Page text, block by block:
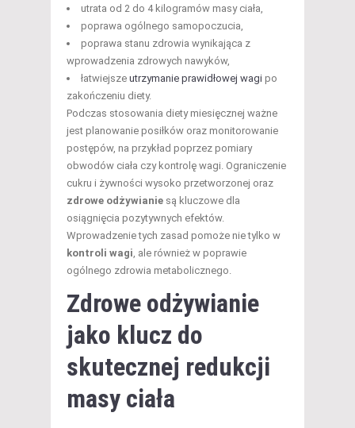
utrata od 2 do 4 kilogramów masy ciała,
poprawa ogólnego samopoczucia,
poprawa stanu zdrowia wynikająca z
wprowadzenia zdrowych nawyków,
łatwiejsze utrzymanie prawidłowej wagi po
zakończeniu diety.
Podczas stosowania diety miesięcznej ważne
jest planowanie posiłków oraz monitorowanie
postępów, na przykład poprzez pomiary
obwodów ciała czy kontrolę wagi. Ograniczenie
cukru i żywności wysoko przetworzonej oraz
zdrowe odżywianie są kluczowe dla
osiągnięcia pozytywnych efektów.
Wprowadzenie tych zasad pomoże nie tylko w
kontroli wagi, ale również w poprawie
ogólnego zdrowia metabolicznego.
Zdrowe odżywianie
jako klucz do
skutecznej redukcji
masy ciała